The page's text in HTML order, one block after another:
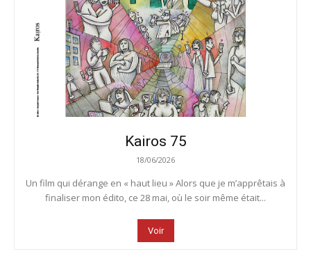
Kairos 75
18/06/2026
Un film qui dérange en « haut lieu » Alors que je m’apprêtais à
finaliser mon édito, ce 28 mai, où le soir même était...
Voir